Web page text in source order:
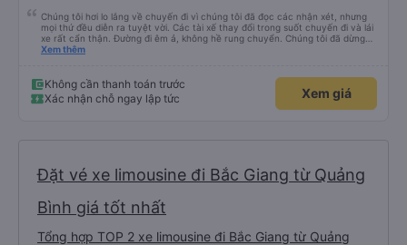
Chúng tôi hơi lo lắng về chuyến đi vì chúng tôi đã đọc các nhận xét, nhưng
mọi thứ đều diễn ra tuyệt vời. Các tài xế thay đổi trong suốt chuyến đi và lái
xe rất cẩn thận. Đường đi êm ả, không hề rung chuyển. Chúng tôi đã dừng
đủ số lần để đi vệ sinh và dừng lại để ăn tối. Nhìn chung, ghế ngồi có thể hơi
Xem thêm
Không cần thanh toán trước
Xác nhận chỗ ngay lập tức
Xem giá
Đặt vé xe limousine đi Bắc Giang từ Quảng
Bình giá tốt nhất
Tổng hợp TOP 2 xe limousine đi Bắc Giang từ Quảng